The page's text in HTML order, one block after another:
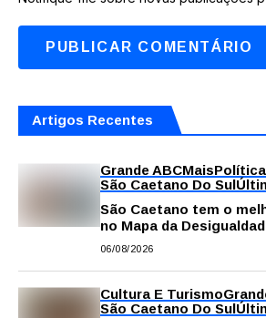
Artigos Recentes
Grande ABCMaisPolítica
São Caetano Do Sul
São Caetano tem o
no Mapa da
06/08/2026
Cultura E Turismo
São Caetano Do Sul